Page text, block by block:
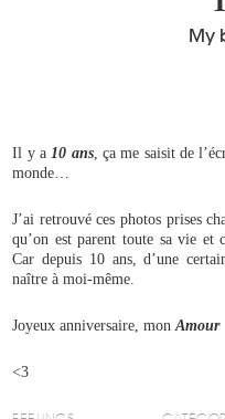
My
Il y a10 ans, ça me saisit de
monde…
J’ai retrouvé ces photos prises
qu’on est parent toute sa vie et
Car depuis 10 ans, d’une
naître à moi-même.
Joyeux anniversaire, monAmour
<3